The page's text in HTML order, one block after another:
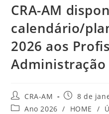
CRA-AM
calendário/
2026 aos
Administração
CRA-AM
8 de
Ano 2026 / HOME /